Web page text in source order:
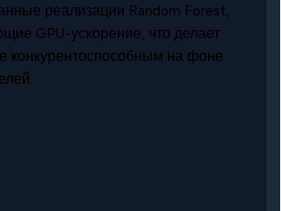
реализации Random Forest,
GPU-ускорение, что делает
конкурентоспособным на фоне